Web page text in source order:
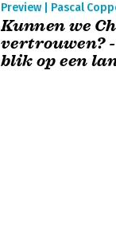
Preview | Pascal
Kunnen we
vertrouwen?
blik op een